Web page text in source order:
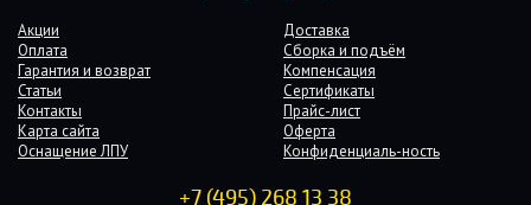
Акции
Доставка
Оплата
Сборка и подъём
Гарантия и возврат
Компенсация
Статьи
Сертификаты
Контакты
Прайс-лист
Карта сайта
Оферта
Оснащение ЛПУ
Конфиденциаль-ность
+7 (495) 268 13 38